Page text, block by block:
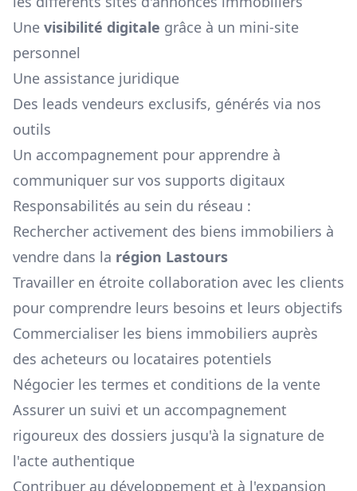
Une visibilité digitale grâce à un mini-site
personnel
Une assistance juridique
Des leads vendeurs exclusifs, générés via nos
outils
Un accompagnement pour apprendre à
communiquer sur vos supports digitaux
Responsabilités au sein du réseau :
Rechercher activement des biens immobiliers à
vendre dans la région Lastours
Travailler en étroite collaboration avec les clients
pour comprendre leurs besoins et leurs objectifs
Commercialiser les biens immobiliers auprès
des acheteurs ou locataires potentiels
Négocier les termes et conditions de la vente
Assurer un suivi et un accompagnement
rigoureux des dossiers jusqu'à la signature de
l'acte authentique
Contribuer au développement et à l'expansion